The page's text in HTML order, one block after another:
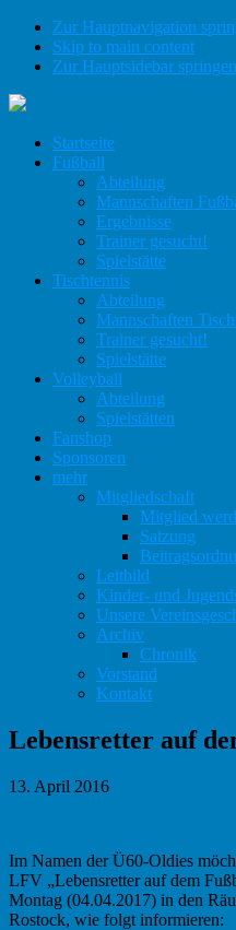
Zur Hauptnavigation
Skip to main content
Zur Hauptsidebar springen
Startseite
Fußball
Abteilung
Mannschaften
Ergebnisse
Trainer gesucht!
Spielstätte
Tischtennis
Abteilung
Mannschaften
Trainer gesucht!
Spielstätte
Volleyball
Abteilung
Spielstätten
Fanshop
Sponsoren
mehr
Mitgliedschaft
Mitglied
Satzung
Leitbild
Kinder- und
Unsere
Archiv
Chronik
Vorstand
Kontakt
Lebensretter auf
13. April 2016
Im Namen der Ü60-Oldies
LFV „Lebensretter auf dem
Montag (04.04.2017) in den
Rostock, wie folgt informieren: